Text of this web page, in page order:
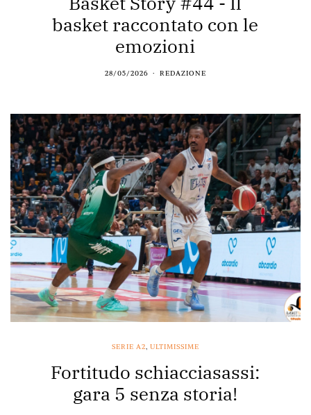
basket raccontato con le
emozioni
28/05/2026 REDAZIONE
SERIE A2, ULTIMISSIME
Fortitudo schiacciasassi:
gara 5 senza storia!